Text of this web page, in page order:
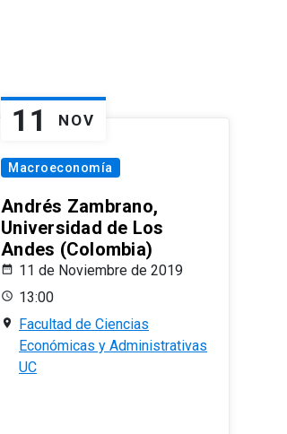
11 NOV
Macroeconomía
Andrés Zambrano,
Universidad de Los
Andes (Colombia)
11 de Noviembre de 2019
13:00
Facultad de Ciencias
Económicas y Administrativas
UC